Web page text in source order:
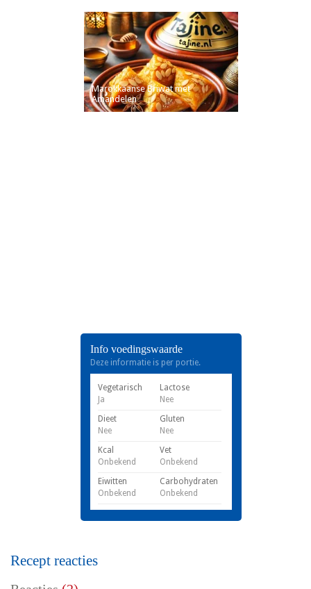
Marokkaanse Briwat met
Amandelen
Info voedingswaarde
Deze informatie is per portie.
Vegetarisch
Ja
Lactose
Nee
Dieet
Nee
Gluten
Nee
Kcal
Onbekend
Vet
Onbekend
Eiwitten
Onbekend
Carbohydraten
Onbekend
Recept reacties